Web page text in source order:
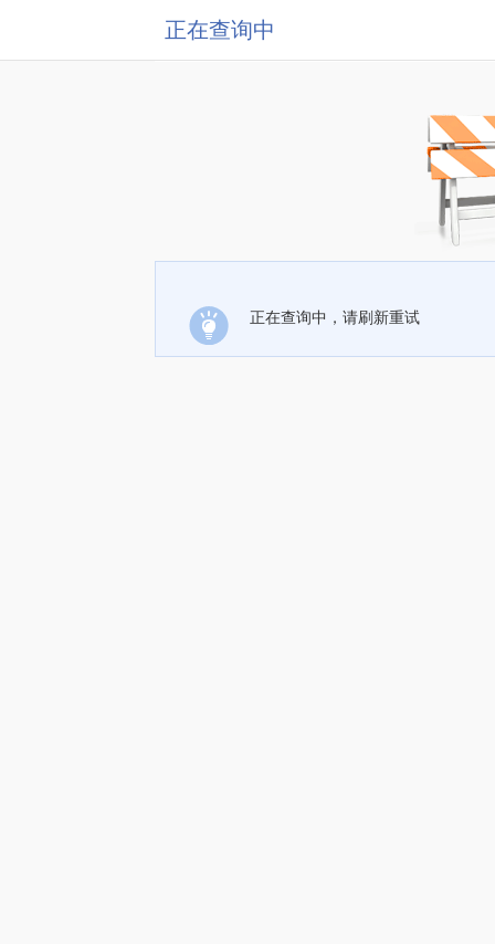
正在查询中
正在查询中，请刷新重试